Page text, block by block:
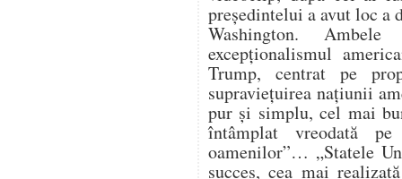
președintelui a avut loc a
Washington.
excepționalismul
Trump, centrat pe
supraviețuirea națiunii
pur și simplu, cel mai
întâmplat vreodată
oamenilor”… „Statele
succes, cea mai